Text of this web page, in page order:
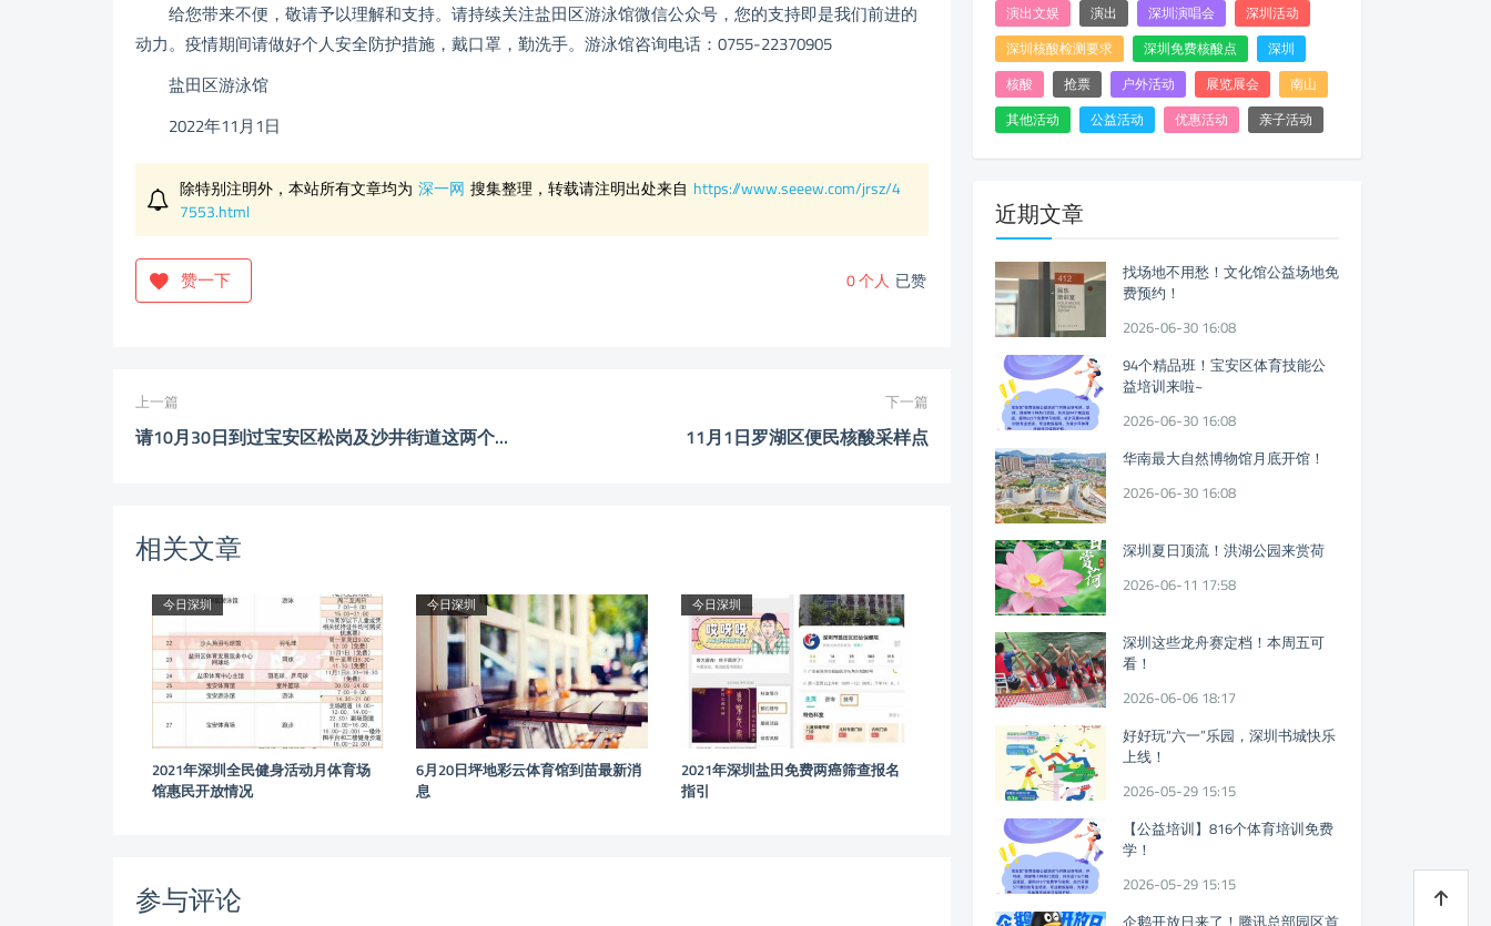
给您带来不便，敬请予以理解和支持。请持续关注盐田区游泳馆微信公众号，您的支持即是我们前进的
动力。疫情期间请做好个人安全防护措施，戴口罩，勤洗手。游泳馆咨询电话：0755-22370905
盐田区游泳馆
2022年11月1日
除特别注明外，本站所有文章均为 深一网 搜集整理，转载请注明出处来自 https://www.seeew.com/jrsz/4
7553.html
赞一下 0个人 已赞
上一篇
请10月30日到过宝安区松岗及沙井街道这两个地方的居民尽快报备
下一篇
11月1日罗湖区便民核酸采样点
相关文章
今日深圳
2021年深圳全民健身活动月体育场
馆惠民开放情况
今日深圳
6月20日坪地彩云体育馆到苗最新消
息
今日深圳
2021年深圳盐田免费两癌筛查报名
指引
参与评论
演出文娱
演出 深圳演唱会
深圳活动
深圳核酸检测要求
深圳免费核酸点
深圳
核酸
抢票 户外活动 展览展会
南山
其他活动
公益活动 优惠活动 亲子活动
近期文章
找场地不用愁！文化馆公益场地免
费预约！
2026-06-30 16:08
94个精品班！宝安区体育技能公
益培训来啦~
2026-06-30 16:08
华南最大自然博物馆月底开馆！
2026-06-30 16:08
深圳夏日顶流！洪湖公园来赏荷
2026-06-11 17:58
深圳这些龙舟赛定档！本周五可
看！
2026-06-06 18:17
好好玩“六一”乐园，深圳书城快乐
上线！
2026-05-29 15:15
【公益培训】816个体育培训免费
学！
2026-05-29 15:15
企鹅开放日来了！腾讯总部园区首